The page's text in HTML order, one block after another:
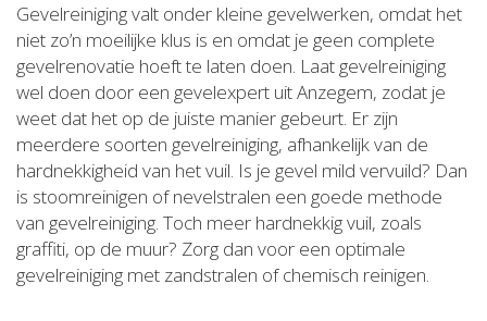
Gevelreiniging valt onder kleine gevelwerken, omdat het
niet zo’n moeilijke klus is en omdat je geen complete
gevelrenovatie hoeft te laten doen. Laat gevelreiniging
wel doen door een gevelexpert uit Anzegem, zodat je
weet dat het op de juiste manier gebeurt. Er zijn
meerdere soorten gevelreiniging, afhankelijk van de
hardnekkigheid van het vuil. Is je gevel mild vervuild? Dan
is stoomreinigen of nevelstralen een goede methode
van gevelreiniging. Toch meer hardnekkig vuil, zoals
graffiti, op de muur? Zorg dan voor een optimale
gevelreiniging met zandstralen of chemisch reinigen.